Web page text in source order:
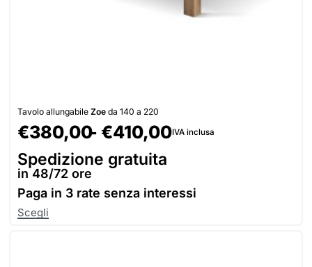
Tavolo allungabile Zoe da 140 a 220
€380,00 €410,00IVA inclusa
Spedizione gratuita
in 48/72 ore
Paga in 3 rate senza interessi
Scegli